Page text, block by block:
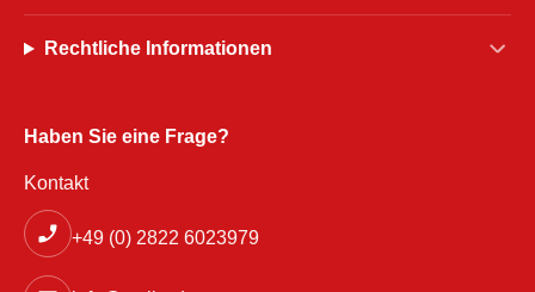
Rechtliche Informationen
Haben Sie eine Frage?
Kontakt
+49 (0) 2822 6023979